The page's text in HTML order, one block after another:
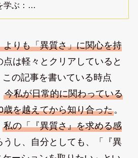
学ぶ：…
よりも「異質さ」に関心を持
点は軽々とクリアしていると
の記事を書いている時点
今私が日常的に関わっている
を越えてから知り合った。
私の「『異質さ』を求める感
うし、自分としても、「『異